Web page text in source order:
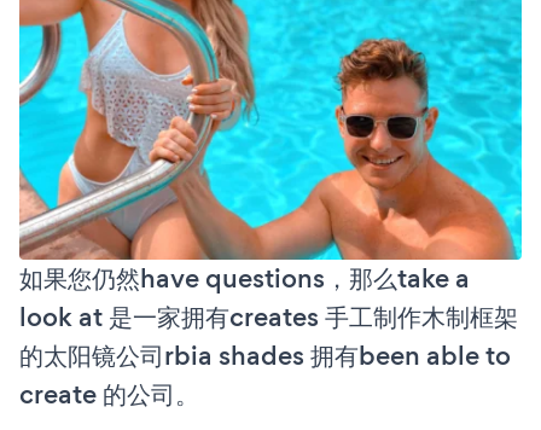
如果您仍然have questions，那么take a
look at 是一家拥有creates 手工制作木制框架
的太阳镜公司rbia shades 拥有been able to
create 的公司。